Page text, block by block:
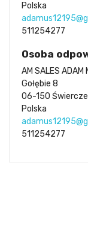
Polska
511254277
Osoba
AM SALES ADAM
Gołębie 8
06-150 Świercze
Polska
511254277